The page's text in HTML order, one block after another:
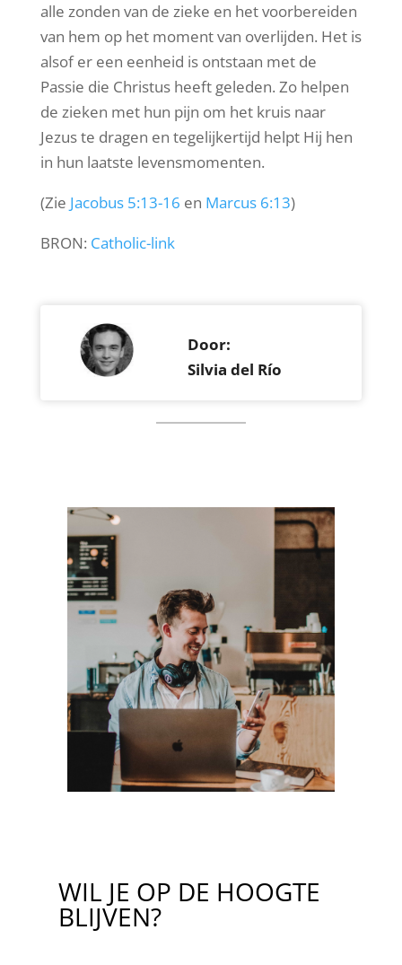
alle zonden van de zieke en het voorbereiden
van hem op het moment van overlijden. Het is
alsof er een eenheid is ontstaan ​​met de
Passie die Christus heeft geleden. Zo helpen
de zieken met hun pijn om het kruis naar
Jezus te dragen en tegelijkertijd helpt Hij hen
in hun laatste levensmomenten.
(Zie Jacobus 5:13-16 en Marcus 6:13)
BRON: Catholic-link
Door:
Silvia del Río
WIL JE OP DE HOOGTE
BLIJVEN?